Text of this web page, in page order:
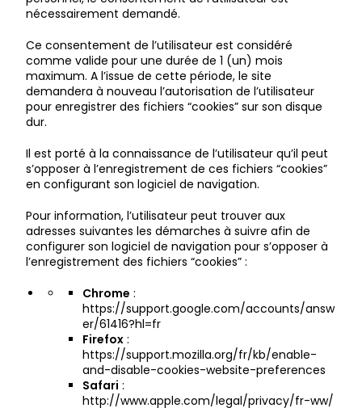
nécessairement demandé.
Ce consentement de l’utilisateur est considéré
comme valide pour une durée de 1 (un) mois
maximum. A l’issue de cette période, le site
demandera à nouveau l’autorisation de l’utilisateur
pour enregistrer des fichiers “cookies” sur son disque
dur.
Il est porté à la connaissance de l’utilisateur qu’il peut
s’opposer à l’enregistrement de ces fichiers “cookies”
en configurant son logiciel de navigation.
Pour information, l’utilisateur peut trouver aux
adresses suivantes les démarches à suivre afin de
configurer son logiciel de navigation pour s’opposer à
l’enregistrement des fichiers “cookies” :
Chrome :
https://support.google.com/accounts/answ
er/61416?hl=fr
Firefox :
https://support.mozilla.org/fr/kb/enable-
and-disable-cookies-website-preferences
Safari :
http://www.apple.com/legal/privacy/fr-ww/